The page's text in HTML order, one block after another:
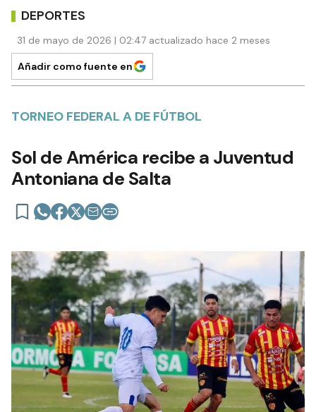
DEPORTES
31 de mayo de 2026 | 02:47 actualizado hace 2 meses
Añadir como fuente en
TORNEO FEDERAL A DE FÚTBOL
Sol de América recibe a Juventud
Antoniana de Salta